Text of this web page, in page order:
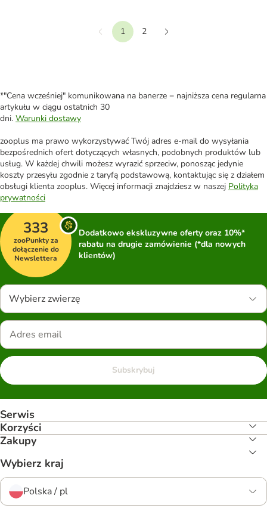
Wstecz1
2
*"Cena wcześniej" komunikowana na banerze = najniższa cena regularna
artykułu w ciągu ostatnich 30
dni. Warunki dostawy
zooplus ma prawo wykorzystywać Twój adres e-mail do wysyłania
bezpośrednich ofert dotyczących własnych, podobnych produktów lub
usług. W każdej chwili możesz wyrazić sprzeciw, ponosząc jedynie
koszty przesyłu zgodnie z taryfą podstawową, kontaktując się z działem
obsługi klienta zooplus. Więcej informacji znajdziesz w naszej Polityka
prywatności
333
zooPunkty za
dołączenie do
Newslettera
Dodatkowo ekskluzywne oferty oraz 10%*
rabatu na drugie zamówienie (*dla nowych
klientów)
Wybierz zwierzę
Subskrybuj
Serwis
Korzyści
Zakupy
Wybierz kraj
Polska / pl